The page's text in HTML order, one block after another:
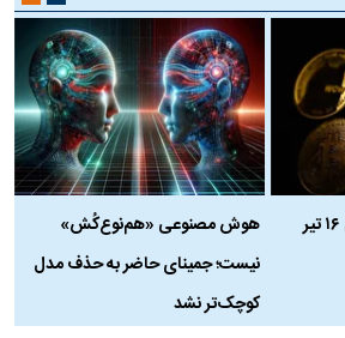
قیمت روز ارز‌های دیجیتال ۱۶ تیر
هوش مصنوعی «هم‌نوع‌کُش»
نیست؛ جمینای حاضر به حذف مدل
کوچک‌تر نشد